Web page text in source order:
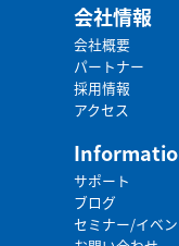
会社情報
会社概要
パートナー
採用情報
アクセス
サポート
ブログ
セミナー/イベ